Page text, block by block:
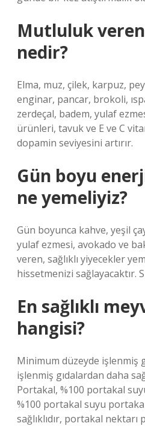
Mutluluk
nedir?
Elma, muz, çilek, karpuz,
enginar, pancar, brokoli,
zerdeçal, badem, yulaf
ürünleri, tavuk ve E ve C
dopamin seviyesini artırır.
Gün boyu
ne yemeliyiz?
Gün boyunca kahve, yeşil
yulaf ezmesi, avokado ve
veren, sağlıklı yiyecekler
hissetmenizi sağlayacaktır.
En sağlıklı
hangisi?
Minimum düzeyde işlenmiş
işlenmiş gıdalardan daha
Portakal, %100 portakal
%100 portakal suyu
sağlıklıdır, portakal